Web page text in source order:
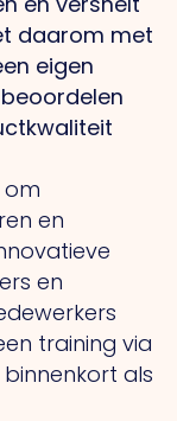
daarom met
eigen
om
en
en
training via
als